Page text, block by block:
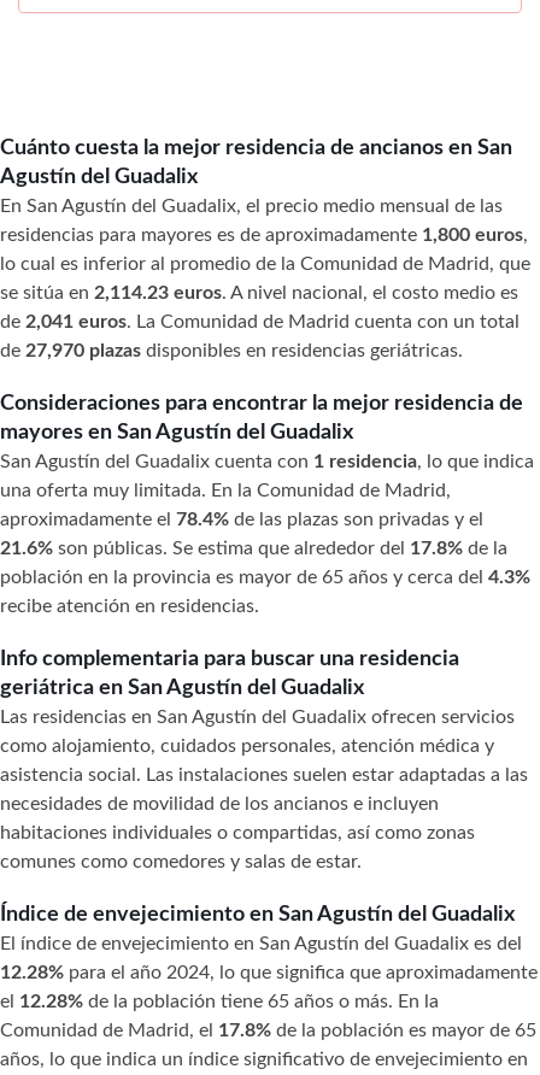
Cuánto cuesta la mejor residencia de ancianos en San
Agustín del Guadalix
En San Agustín del Guadalix, el precio medio mensual de las
residencias para mayores es de aproximadamente 1,800 euros,
lo cual es inferior al promedio de la Comunidad de Madrid, que
se sitúa en 2,114.23 euros. A nivel nacional, el costo medio es
de 2,041 euros. La Comunidad de Madrid cuenta con un total
de 27,970 plazas disponibles en residencias geriátricas.
Consideraciones para encontrar la mejor residencia de
mayores en San Agustín del Guadalix
San Agustín del Guadalix cuenta con 1 residencia, lo que indica
una oferta muy limitada. En la Comunidad de Madrid,
aproximadamente el 78.4% de las plazas son privadas y el
21.6% son públicas. Se estima que alrededor del 17.8% de la
población en la provincia es mayor de 65 años y cerca del 4.3%
recibe atención en residencias.
Info complementaria para buscar una residencia
geriátrica en San Agustín del Guadalix
Las residencias en San Agustín del Guadalix ofrecen servicios
como alojamiento, cuidados personales, atención médica y
asistencia social. Las instalaciones suelen estar adaptadas a las
necesidades de movilidad de los ancianos e incluyen
habitaciones individuales o compartidas, así como zonas
comunes como comedores y salas de estar.
Índice de envejecimiento en San Agustín del Guadalix
El índice de envejecimiento en San Agustín del Guadalix es del
12.28% para el año 2024, lo que significa que aproximadamente
el 12.28% de la población tiene 65 años o más. En la
Comunidad de Madrid, el 17.8% de la población es mayor de 65
años, lo que indica un índice significativo de envejecimiento en